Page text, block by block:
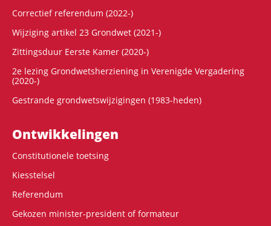
Correctief referendum (2022-)
Wijziging artikel 23 Grondwet (2021-)
Zittingsduur Eerste Kamer (2020-)
2e lezing Grondwetsherziening in Verenigde Vergadering
(2020-)
Gestrande grondwetswijzigingen (1983-heden)
Ontwikke­lingen
Constitutionele toetsing
Kiesstelsel
Referendum
Gekozen minister-president of formateur